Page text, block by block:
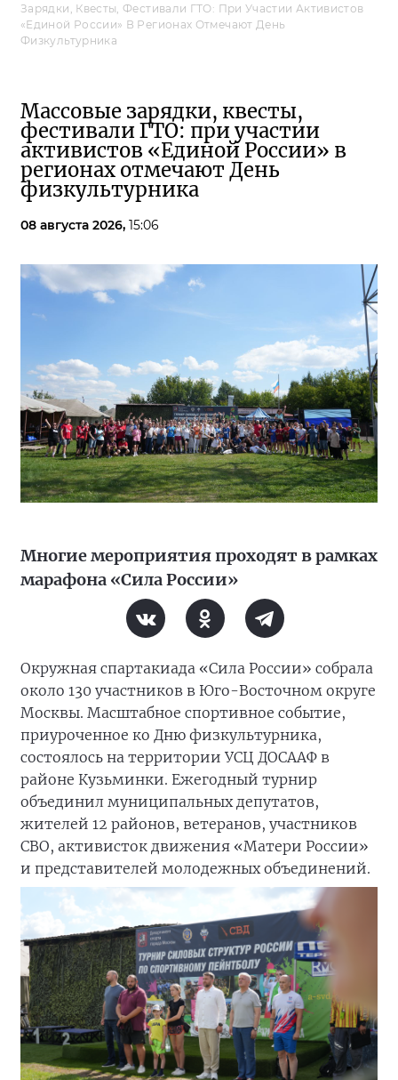
Зарядки, Квесты, Фестивали ГТО: При Участии Активистов
«Единой России» В Регионах Отмечают День
Физкультурника
Массовые зарядки, квесты,
фестивали ГТО: при участии
активистов «Единой России» в
регионах отмечают День
физкультурника
08 августа 2026, 15:06
Многие мероприятия проходят в рамках
марафона «Сила России»
Окружная спартакиада «Сила России» собрала
около 130 участников в Юго-Восточном округе
Москвы. Масштабное спортивное событие,
приуроченное ко Дню физкультурника,
состоялось на территории УСЦ ДОСААФ в
районе Кузьминки. Ежегодный турнир
объединил муниципальных депутатов,
жителей 12 районов, ветеранов, участников
СВО, активисток движения «Матери России»
и представителей молодежных объединений.